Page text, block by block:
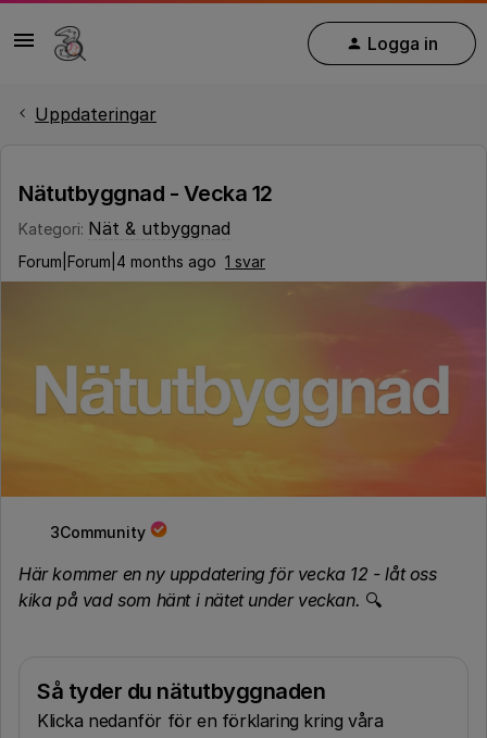
Logga in
Uppdateringar
Nätutbyggnad - Vecka 12
Kategori: Nät & utbyggnad
Forum|Forum|4 months ago 1 svar
3Community
Här kommer en ny uppdatering för vecka 12 - låt oss
kika på vad som hänt i nätet under veckan. 🔍
Så tyder du nätutbyggnaden
Klicka nedanför för en förklaring kring våra